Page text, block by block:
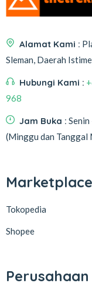
Alamat Kami :
Sleman, Daerah
Hubungi Kami :
968
Jam Buka :
(Minggu dan Tanggal
Marketplace
Tokopedia
Shopee
Perusahaan